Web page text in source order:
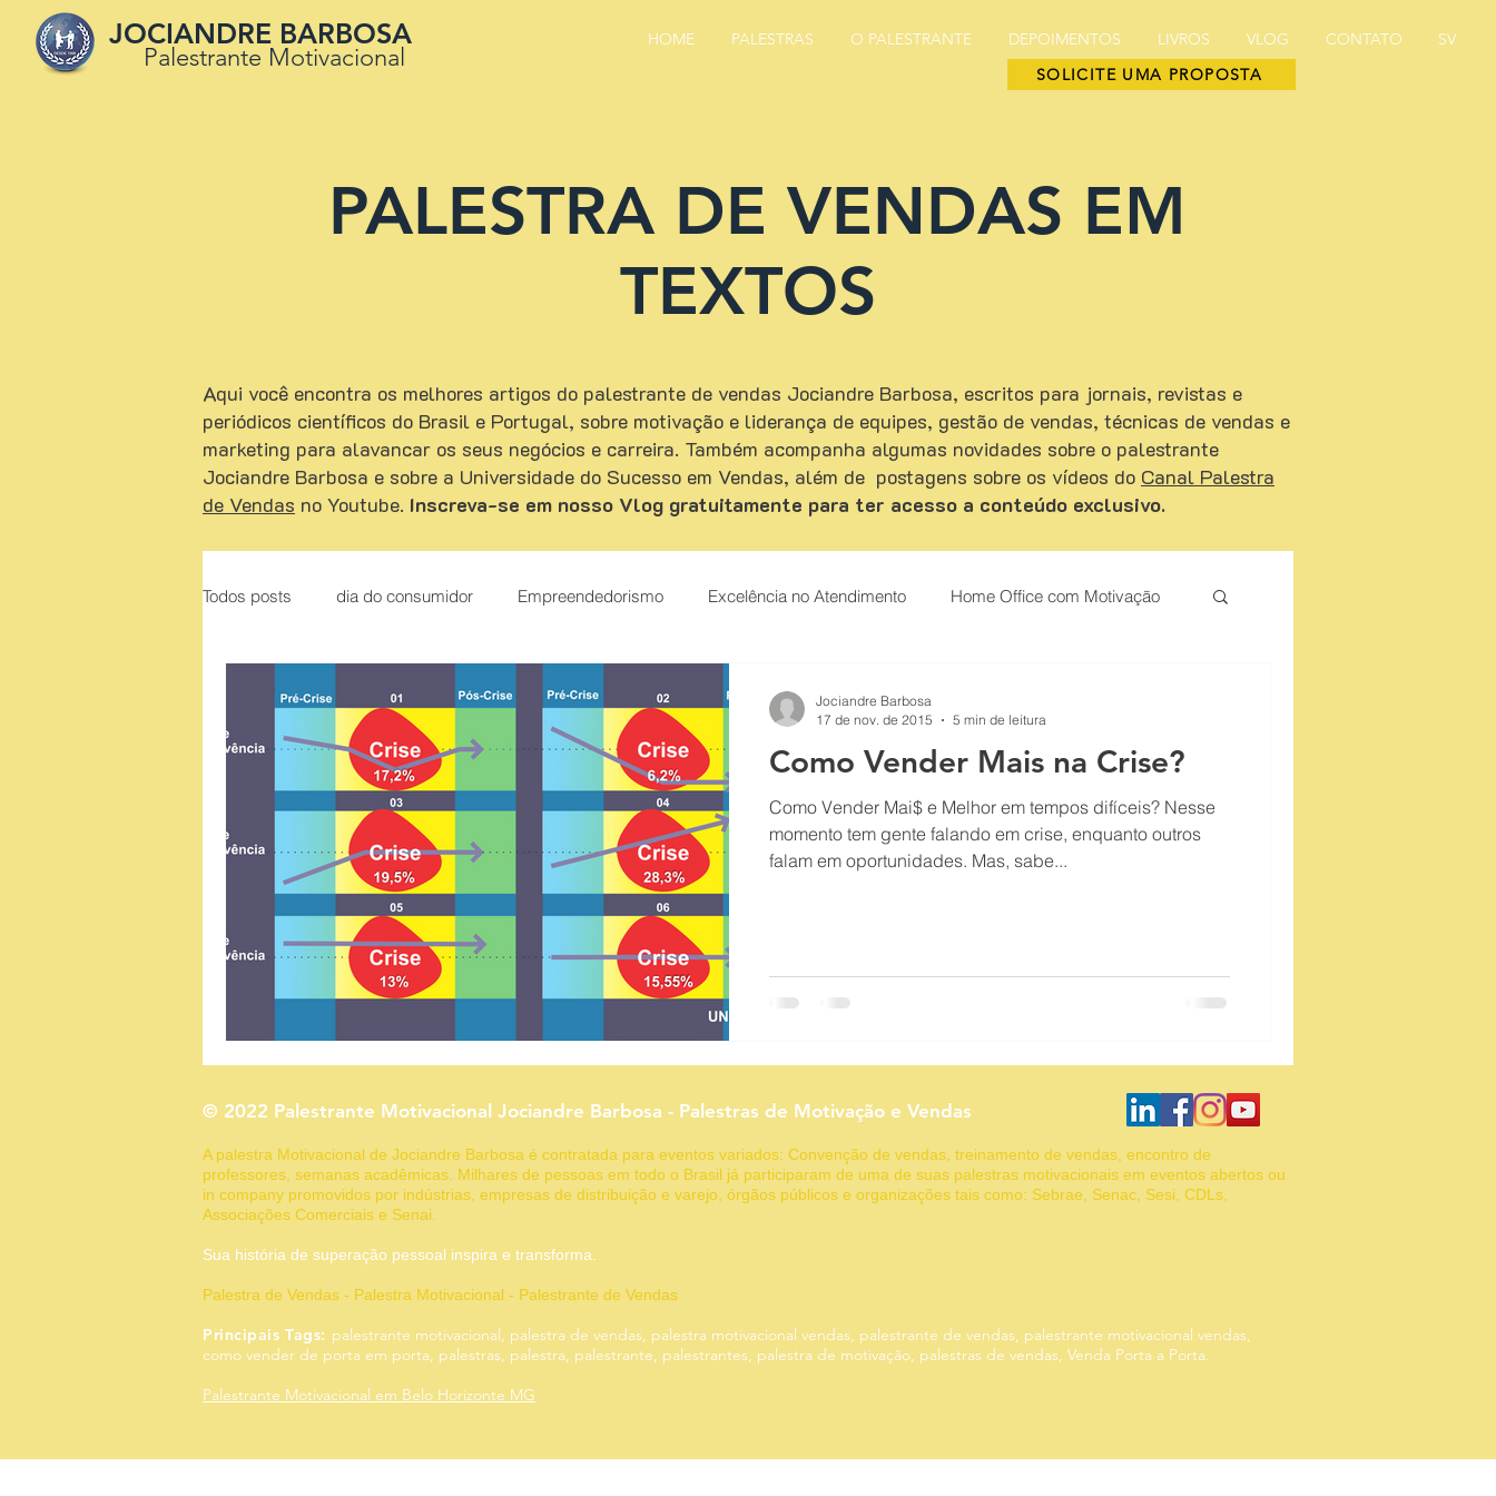
JOCIANDRE BARBOSA
Palestrante Motivacional
HOME PALESTRAS O PALESTRANTE DEPOIMENTOS LIVROS VLOG CONTATO
SV
SOLICITE UMA PROPOSTA
PALESTRA DE VENDAS EM
TEXTOS
Aqui você encontra os melhores artigos do palestrante de vendas Jociandre Barbosa, escritos para jornais, revistas e
periódicos científicos do Brasil e Portugal, sobre motivação e liderança de equipes, gestão de vendas, técnicas de vendas e
marketing para alavancar os seus negócios e carreira. Também acompanha algumas novidades sobre o palestrante
Jociandre Barbosa e sobre a Universidade do Sucesso em Vendas, além de postagens sobre os vídeos do Canal Palestra
de Vendas no Youtube. Inscreva-se em nosso Vlog gratuitamente para ter acesso a conteúdo exclusivo.
Todos posts dia do consumidor Empreendedorismo Excelência no Atendimento Home Office com Motivação
Apresentação de proposta Atendimento ao cliente Carreira Casos de sucesso
Como vender de porta em porta Como vender mais Desenvolvimento comercial
Dicas de conteúdos sobre vendas Digital Marketing Técnicas de Vendas
Fechamento Fidelização Funil de vendas Geração de leads
Como Vender Mais na Crise?
Como Vender Mai$ e Melhor em tempos difíceis? Nesse
momento tem gente falando em crise, enquanto outros
falam em oportunidades. Mas, sabe...
Jociandre Barbosa
17 de nov. de 2015
5 min de leitura
© 2022 Palestrante Motivacional Jociandre Barbosa - Palestras de Motivação e Vendas
A palestra Motivacional de Jociandre Barbosa é contratada para eventos variados: Convenção de vendas, treinamento de vendas, encontro de
professores, semanas acadêmicas. Milhares de pessoas em todo o Brasil já participaram de uma de suas palestras motivacionais em eventos abertos ou
in company promovidos por indústrias, empresas de distribuição e varejo, órgãos públicos e organizações tais como: Sebrae, Senac, Sesi, CDLs,
Associações Comerciais e Senai.
Sua história de superação pessoal inspira e transforma.
Palestra de Vendas - Palestra Motivacional - Palestrante de Vendas
Principais Tags: palestrante motivacional, palestra de vendas, palestra motivacional vendas, palestrante de vendas, palestrante motivacional vendas,
como vender de porta em porta, palestras, palestra, palestrante, palestrantes, palestra de motivação, palestras de vendas, Venda Porta a Porta.
Palestrante Motivacional em Belo Horizonte MG